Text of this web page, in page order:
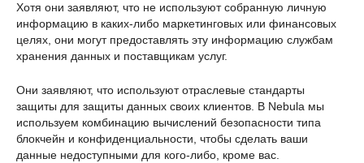
Хотя они заявляют, что не используют собранную личную
информацию в каких-либо маркетинговых или финансовых
целях, они могут предоставлять эту информацию службам
хранения данных и поставщикам услуг.
Они заявляют, что используют отраслевые стандарты
защиты для защиты данных своих клиентов. В Nebula мы
используем комбинацию вычислений безопасности типа
блокчейн и конфиденциальности, чтобы сделать ваши
данные недоступными для кого-либо, кроме вас.